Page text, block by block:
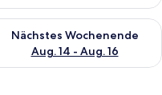
Wochenende, Aug. 7
Nächstes Wochenende
Aug. 14 - Aug. 16
die Verfügbarkeit